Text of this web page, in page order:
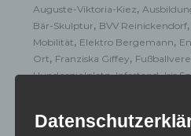
Auguste-Viktoria-Kiez,
Bär-Skulptur, BVV Reinickendorf,
Mobilität, Elektro Bergemann,
Ort, Franziska Giffey,
Hundespielplatz,Infostand,Iris
Kühnemann-Grunow,Nicole